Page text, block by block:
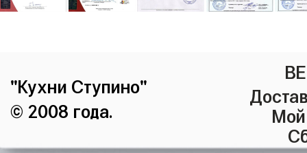
"Кухни Ступино"
© 2008 года.